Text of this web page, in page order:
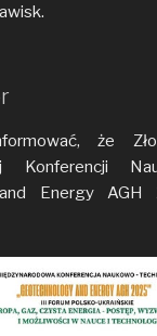
że
Konferencji
and Energy